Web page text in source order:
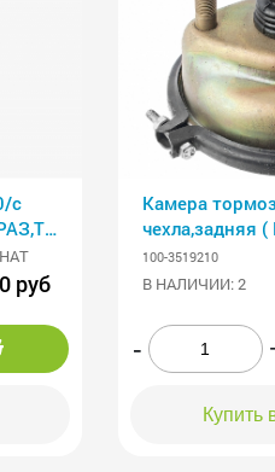
с
руб
Камера
чехла,задняя
100-3519210
В НАЛИЧИИ: 2
-
Купить